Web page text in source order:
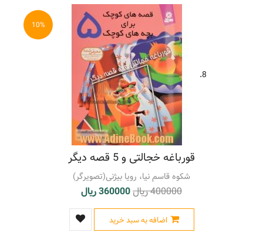
10%
8.
قورباغه خجالتی و 5 قصه دیگر
شکوه قاسم نیا، رویا بیژنی(تصویرگر)
400000 ریال 360000 ریال
اضافه به سبد خرید